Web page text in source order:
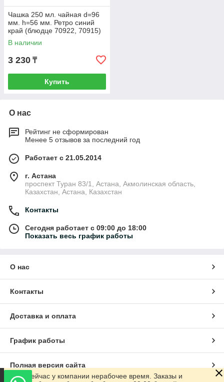
Чашка 250 мл. чайная d=96
мм. h=56 мм. Ретро синий
край (блюдце 70922, 70915)
Bonna /1/6/708 ВДОХНОВ
В наличии
3 230 ₸
Купить
О нас
Рейтинг не сформирован
Менее 5 отзывов за последний год
Работает с 21.05.2014
г. Астана
проспект Туран 83/1, Астана, Акмолинская область,
Казахстан, Астана, Казахстан
Контакты
Сегодня работает с 09:00 до 18:00
Показать весь график работы
О нас
Контакты
Доставка и оплата
График работы
Полная версия сайта
Сейчас у компании нерабочее время. Заказы и